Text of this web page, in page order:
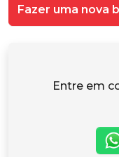
Fazer uma nova
Entre em